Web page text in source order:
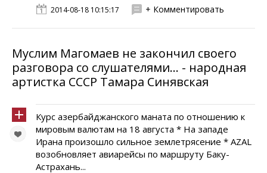
2014-08-18 10:15:17 + Комментировать
Муслим Магомаев не закончил своего
разговора со слушателями... - народная
артистка СССР Тамара Синявская
Курс азербайджанского маната по отношению к
мировым валютам на 18 августа * На западе
Ирана произошло сильное землетрясение * AZAL
возобновляет авиарейсы по маршруту Баку-
Астрахань...